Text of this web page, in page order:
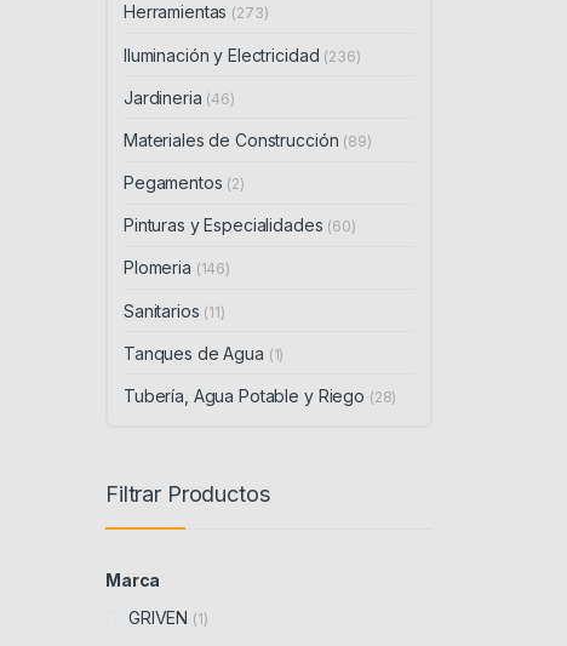
Herramientas (273)
Iluminación y Electricidad (236)
Jardineria (46)
Materiales de Construcción (89)
Pegamentos (2)
Pinturas y Especialidades (60)
Plomeria (146)
Sanitarios (11)
Tanques de Agua (1)
Tubería, Agua Potable y Riego (28)
Filtrar Productos
Marca
GRIVEN (1)